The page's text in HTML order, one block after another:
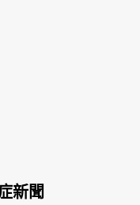
新聞